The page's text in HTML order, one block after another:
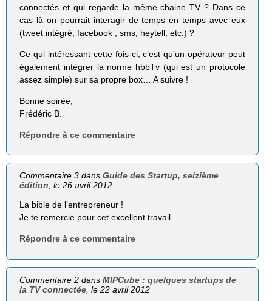
connectés et qui regarde la même chaine TV ? Dans ce
cas là on pourrait interagir de temps en temps avec eux
(tweet intégré, facebook , sms, heytell, etc.) ?
Ce qui intéressant cette fois-ci, c’est qu’un opérateur peut
également intégrer la norme hbbTv (qui est un protocole
assez simple) sur sa propre box… A suivre !
Bonne soirée,
Frédéric B.
Répondre à ce commentaire
Commentaire 3 dansGuide des Startup, seizième
édition, le 26 avril 2012
La bible de l’entrepreneur !
Je te remercie pour cet excellent travail…
Répondre à ce commentaire
Commentaire 2 dansMIPCube : quelques startups de
la TV connectée , le 22 avril 2012